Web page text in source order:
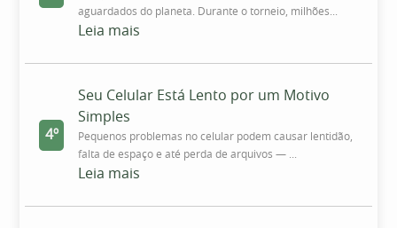
aguardados do planeta. Durante o torneio, milhões...
Leia mais
4º
Seu Celular Está Lento por um Motivo
Simples
Pequenos problemas no celular podem causar lentidão,
falta de espaço e até perda de arquivos — ...
Leia mais